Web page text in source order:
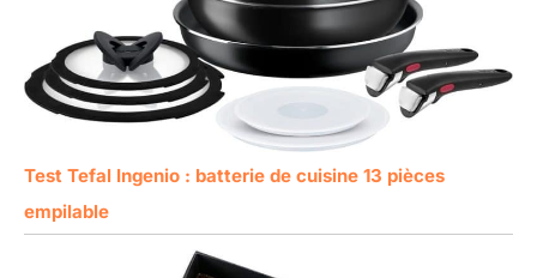
Test Tefal Ingenio : batterie de cuisine 13 pièces
empilable